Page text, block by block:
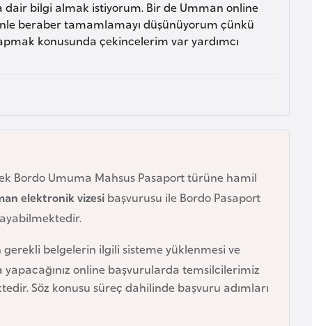
dair bilgi almak istiyorum. Bir de Umman online
beraber tamamlamayı düşünüyorum çünkü
konusunda çekincelerim var yardımcı
Bordo Umuma Mahsus Pasaport türüne hamil
elektronik vizesi başvurusu ile Bordo Pasaport
belgelerin ilgili sisteme yüklenmesi ve
online başvurularda temsilcilerimiz
Söz konusu süreç dahilinde başvuru adımları